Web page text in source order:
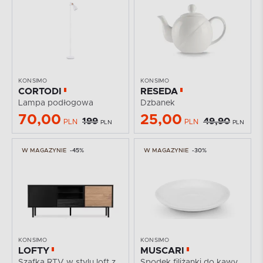
KONSIMO
CORTODI
Lampa podłogowa
70,00 PLN 199 PLN
KONSIMO
RESEDA
Dzbanek
25,00 PLN 49,90 PLN
W MAGAZYNIE -45%
KONSIMO
LOFTY
W MAGAZYNIE -30%
KONSIMO
MUSCARI